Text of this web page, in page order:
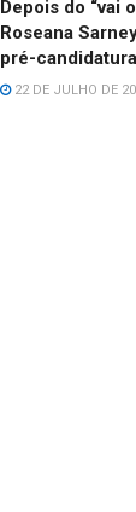
Depois do “vai
Roseana
pré-
22 DE JULHO DE